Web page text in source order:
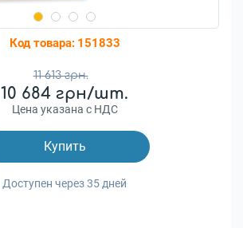
Код товара: 151833
11 613 грн.
10 684 грн/шт.
Цена указана с НДС
Купить
Доступен через 35 дней